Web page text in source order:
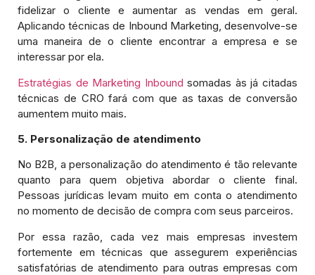
fidelizar o cliente e aumentar as vendas em geral.
Aplicando técnicas de Inbound Marketing, desenvolve-se
uma maneira de o cliente encontrar a empresa e se
interessar por ela.
Estratégias de Marketing Inbound somadas às já citadas
técnicas de CRO fará com que as taxas de conversão
aumentem muito mais.
5. Personalização de atendimento
No B2B, a personalização do atendimento é tão relevante
quanto para quem objetiva abordar o cliente final.
Pessoas jurídicas levam muito em conta o atendimento
no momento de decisão de compra com seus parceiros.
Por essa razão, cada vez mais empresas investem
fortemente em técnicas que assegurem experiências
satisfatórias de atendimento para outras empresas com